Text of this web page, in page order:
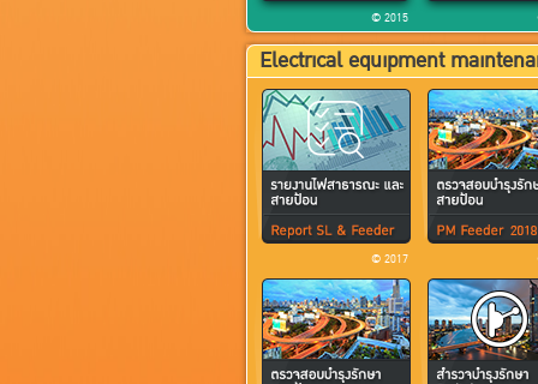
© 2015
Electrical equipment
© 2017